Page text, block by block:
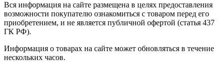
Вся информация на сайте размещена в целях предоставления
возможности покупателю ознакомиться с товаром перед его
приобретением, и не является публичной офертой (статья 437
ГК РФ).
Информация о товарах на сайте может обновляться в течение
нескольких часов.